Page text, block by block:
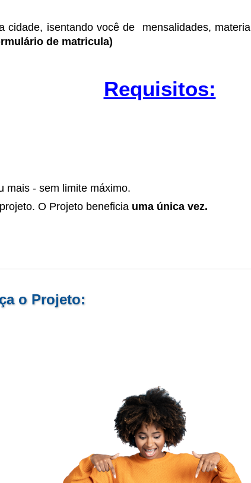
cidade, isentando você de mensalidades,
de matricula)
Requisitos:
mais - sem limite máximo.
O Projeto beneficia uma única vez.